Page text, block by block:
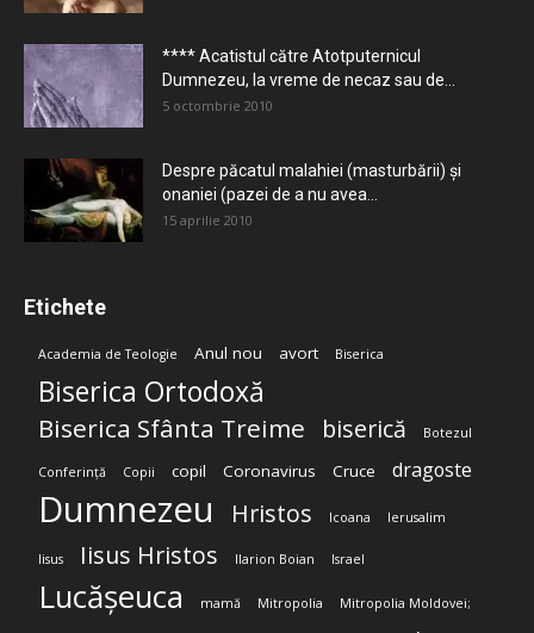
**** Acatistul către Atotputernicul
Dumnezeu, la vreme de necaz sau de...
5 octombrie 2010
Despre păcatul malahiei (masturbării) şi
onaniei (pazei de a nu avea...
15 aprilie 2010
Etichete
Academia de Teologie Anul nou avort Biserica
Biserica Ortodoxă
Biserica Sfânta Treime biserică Botezul
Conferință Copii copil Coronavirus Cruce dragoste
Dumnezeu Hristos Icoana Ierusalim
Iisus Iisus Hristos Ilarion Boian Israel
Lucășeuca mamă Mitropolia Mitropolia Moldovei;